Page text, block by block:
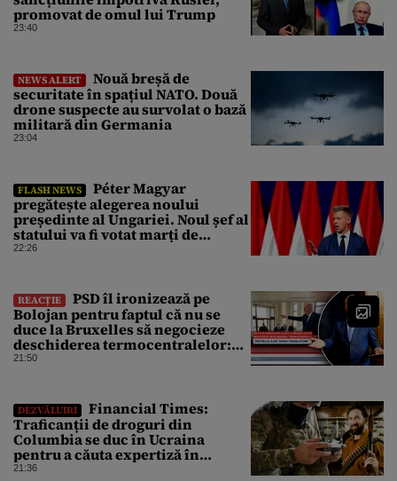
promovat de omul lui Trump
23:40
NEWS ALERT
Nouă breșă de
securitate în spațiul NATO. Două
drone suspecte au survolat o bază
militară din Germania
23:04
FLASH NEWS
Péter Magyar
pregătește alegerea noului
președinte al Ungariei. Noul șef al
statului va fi votat marți de
Parlament
22:26
REACȚIE
PSD îl ironizează pe
Bolojan pentru faptul că nu se
duce la Bruxelles să negocieze
deschiderea termocentralelor:
„Pentru că a dat afară
21:50
DEZVĂLUIRI
Financial Times:
Traficanții de droguri din
Columbia se duc în Ucraina
pentru a căuta expertiză în
domeniul dronelor
21:36